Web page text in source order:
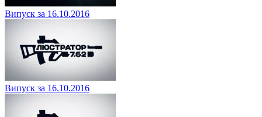
Випуск за 16.10.2016
Випуск за 16.10.2016